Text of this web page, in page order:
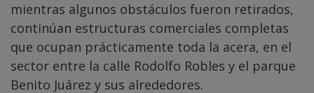
mientras algunos obstáculos fueron retirados,
continúan estructuras comerciales completas
que ocupan prácticamente toda la acera, en el
sector entre la calle Rodolfo Robles y el parque
Benito Juárez y sus alrededores.